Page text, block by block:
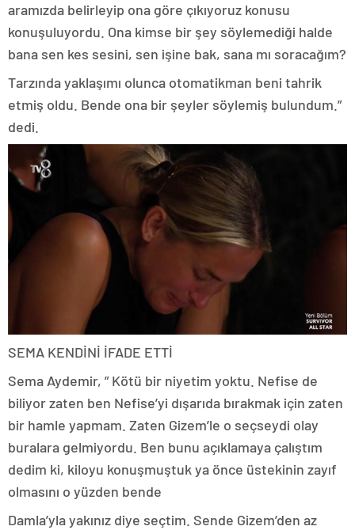
aramızda belirleyip ona göre çıkıyoruz konusu
konuşuluyordu. Ona kimse bir şey söylemediği halde
bana sen kes sesini, sen işine bak, sana mı soracağım?
Tarzında yaklaşımı olunca otomatikman beni tahrik
etmiş oldu. Bende ona bir şeyler söylemiş bulundum.”
dedi.
SEMA KENDİNİ İFADE ETTİ
Sema Aydemir, ” Kötü bir niyetim yoktu. Nefise de
biliyor zaten ben Nefise’yi dışarıda bırakmak için zaten
bir hamle yapmam. Zaten Gizem’le o seçseydi olay
buralara gelmiyordu. Ben bunu açıklamaya çalıştım
dedim ki, kiloyu konuşmuştuk ya önce üstekinin zayıf
olmasını o yüzden bende
Damla’yla yakınız diye seçtim. Sende Gizem’den az